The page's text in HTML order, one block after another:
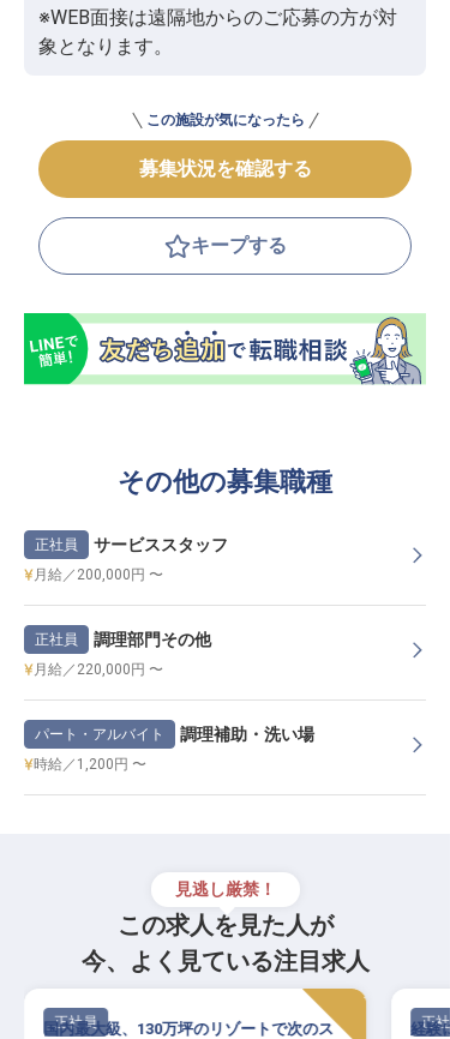
※WEB面接は遠隔地からのご応募の方が対
象となります。
この施設が気になったら
募集状況を確認する
キープする
その他の募集職種
正社員 サービススタッフ
月給／200,000円 〜
正社員 調理部門その他
月給／220,000円 〜
パート・アルバイト 調理補助・洗い場
時給／1,200円 〜
見逃し厳禁！
この求人を見た人が
今、よく見ている注目求人
正社員
国内最大級、130万坪のリゾートで次のス
正社
経験